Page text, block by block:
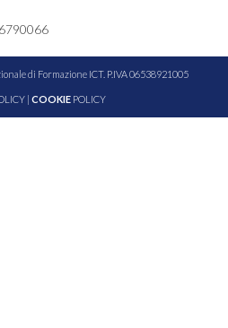
di Formazione ICT. P.IVA 06538921005
| COOKIE POLICY